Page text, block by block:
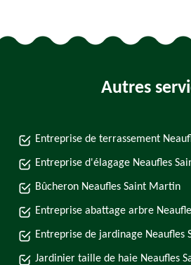
Autres
Entreprise de terrassement
Entreprise d'élagage Neaufles
Bûcheron Neaufles Saint Martin
Entreprise abattage arbre
Entreprise de jardinage Neaufles
Jardinier taille de haie Neaufles